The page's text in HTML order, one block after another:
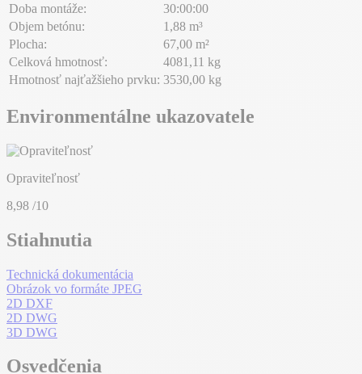
Doba montáže:
30:00:00
Objem betónu:
1,88 m³
Plocha:
67,00 m²
Celková hmotnosť:
4081,11 kg
Hmotnosť najťažšieho prvku: 3530,00 kg
Environmentálne ukazovatele
Opraviteľnosť
8,98 /10
Stiahnutia
Technická dokumentácia
Obrázok vo formáte JPEG
2D DXF
2D DWG
3D DWG
Osvedčenia